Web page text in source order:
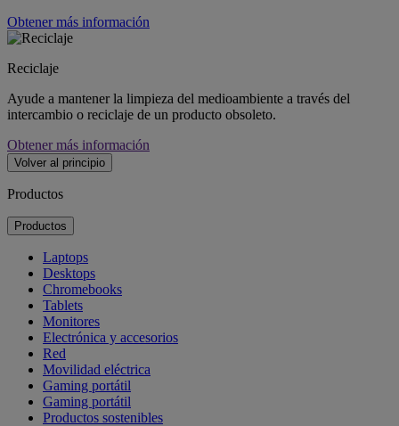
Obtener más información
Reciclaje
Ayude a mantener la limpieza del medioambiente a través del
intercambio o reciclaje de un producto obsoleto.
Obtener más información
Volver al principio
Productos
Productos
Laptops
Desktops
Chromebooks
Tablets
Monitores
Electrónica y accesorios
Red
Movilidad eléctrica
Gaming portátil
Gaming portátil
Productos sostenibles